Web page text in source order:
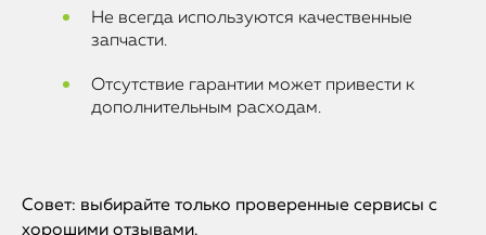
Не всегда используются качественные
запчасти.
Отсутствие гарантии может привести к
дополнительным расходам.
Совет: выбирайте только проверенные сервисы с
хорошими отзывами.